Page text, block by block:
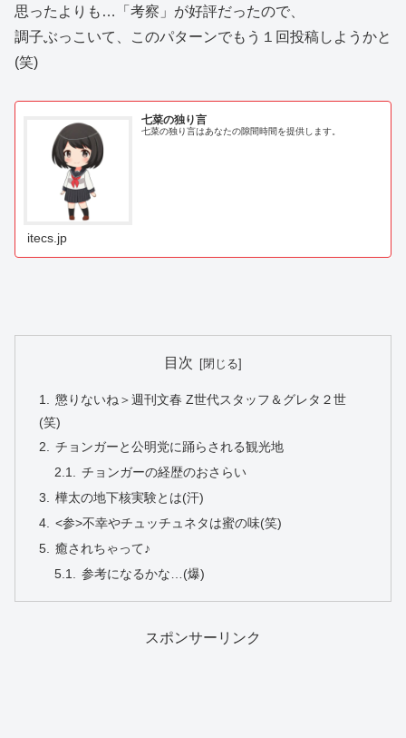
思ったよりも…「考察」が好評だったので、
調子ぶっこいて、このパターンでもう１回投稿しようかと
(笑)
七菜の独り言
七菜の独り言はあなたの隙間時間を提供します。
itecs.jp
目次
懲りないね＞週刊文春 Z世代スタッフ＆グレタ２世
(笑)
チョンガーと公明党に踊らされる観光地
チョンガーの経歴のおさらい
樺太の地下核実験とは(汗)
<参>不幸やチュッチュネタは蜜の味(笑)
癒されちゃって♪
参考になるかな…(爆)
スポンサーリンク